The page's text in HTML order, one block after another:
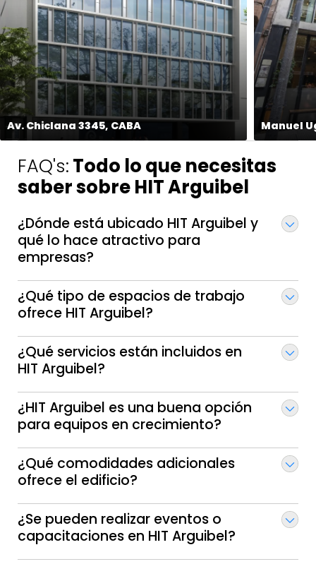
Av. Chiclana 3345, CABA Manuel
FAQ's:Todo lo que necesitas
saber sobre HIT Arguibel
¿Dónde está ubicado HIT Arguibel y
qué lo hace atractivo para
empresas?
¿Qué tipo de espacios de trabajo
ofrece HIT Arguibel?
¿Qué servicios están incluidos en
HIT Arguibel?
¿HIT Arguibel es una buena opción
para equipos en crecimiento?
¿Qué comodidades adicionales
ofrece el edificio?
¿Se pueden realizar eventos o
capacitaciones en HIT Arguibel?